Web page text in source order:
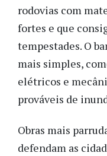
rodovias com
fortes e que
tempestades. O
mais simples,
elétricos e
prováveis de
Obras mais
defendam as